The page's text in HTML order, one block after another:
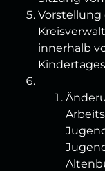
innerhalb